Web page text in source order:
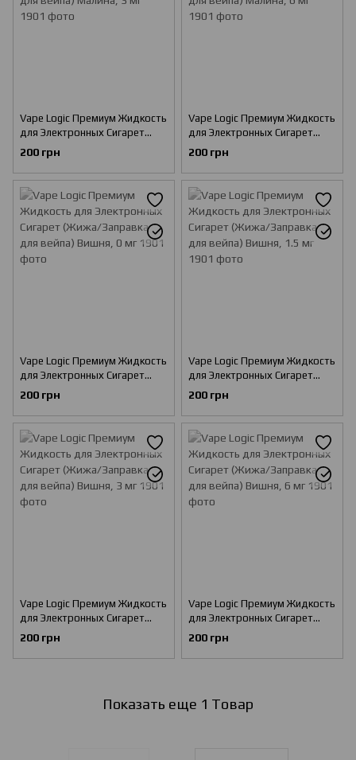
Vape Logic Премиум Жидкость
для Электронных Сигарет
(Жижа/Заправка для вейпа)
Малина, 3 мг
200 грн
Vape Logic Премиум Жидкость
для Электронных Сигарет
(Жижа/Заправка для вейпа)
Малина, 6 мг
200 грн
Vape Logic Премиум Жидкость
для Электронных Сигарет
(Жижа/Заправка для вейпа)
Вишня, 0 мг
200 грн
Vape Logic Премиум Жидкость
для Электронных Сигарет
(Жижа/Заправка для вейпа)
Вишня, 1.5 мг
200 грн
Vape Logic Премиум Жидкость
для Электронных Сигарет
(Жижа/Заправка для вейпа)
Вишня, 3 мг
200 грн
Vape Logic Премиум Жидкость
для Электронных Сигарет
(Жижа/Заправка для вейпа)
Вишня, 6 мг
200 грн
Показать еще 1 Товар